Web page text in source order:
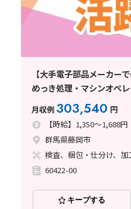
【大手電子部品メーカー
めっき処理・マシンオペ
データ入力/未経験歓迎/寮
月収例 303,540 円
【時給】1,350～1,688円
群馬県藤岡市
60422-00
キープする